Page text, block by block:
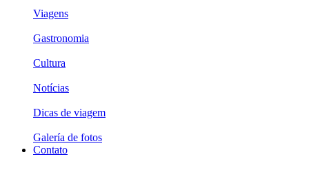
Viagens
Gastronomia
Cultura
Notícias
Dicas de viagem
Galería de fotos
Contato